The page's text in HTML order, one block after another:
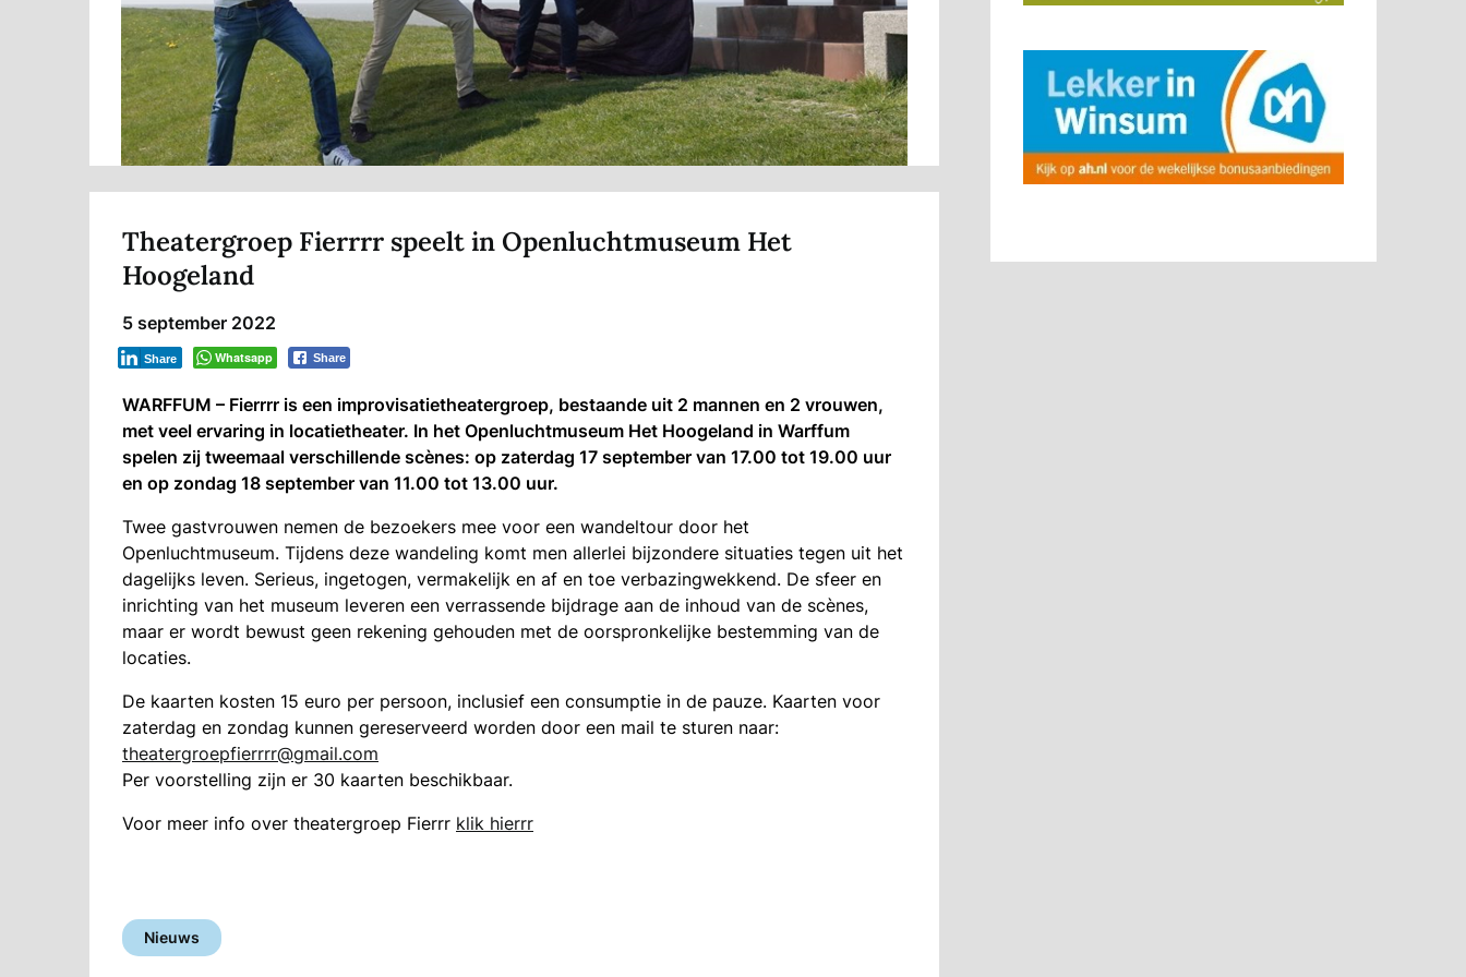
Theatergroep Fierrrr speelt in Openluchtmuseum Het
Hoogeland
5 september 2022
Whatsapp Share
Share
WARFFUM – Fierrrr is een improvisatietheatergroep, bestaande uit 2 mannen en 2 vrouwen,
met veel ervaring in locatietheater. In het Openluchtmuseum Het Hoogeland in Warffum
spelen zij tweemaal verschillende scènes: op zaterdag 17 september van 17.00 tot 19.00 uur
en op zondag 18 september van 11.00 tot 13.00 uur.
Twee gastvrouwen nemen de bezoekers mee voor een wandeltour door het
Openluchtmuseum. Tijdens deze wandeling komt men allerlei bijzondere situaties tegen uit het
dagelijks leven. Serieus, ingetogen, vermakelijk en af en toe verbazingwekkend. De sfeer en
inrichting van het museum leveren een verrassende bijdrage aan de inhoud van de scènes,
maar er wordt bewust geen rekening gehouden met de oorspronkelijke bestemming van de
locaties.
De kaarten kosten 15 euro per persoon, inclusief een consumptie in de pauze. Kaarten voor
zaterdag en zondag kunnen gereserveerd worden door een mail te sturen naar:
theatergroepfierrrr@gmail.com
Per voorstelling zijn er 30 kaarten beschikbaar.
Voor meer info over theatergroep Fierrr klik hierrr
Nieuws